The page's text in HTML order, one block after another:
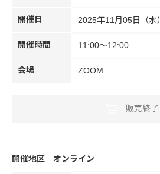
開催日 2025年11月05日（水）
開催時間 11:00～12:00
会場 ZOOM
販売終了
オンライン